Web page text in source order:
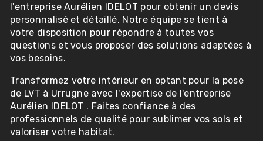
l'entreprise Aurélien IDELOT pour obtenir un devis
personnalisé et détaillé. Notre équipe se tient à
votre disposition pour répondre à toutes vos
questions et vous proposer des solutions adaptées à
vos besoins.
Transformez votre intérieur en optant pour la pose
de LVT à Urrugne avec l'expertise de l'entreprise
Aurélien IDELOT . Faites confiance à des
professionnels de qualité pour sublimer vos sols et
valoriser votre habitat.